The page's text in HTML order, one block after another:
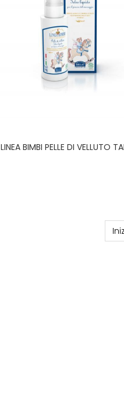
LINEA BIMBI PELLE DI VELLUTO